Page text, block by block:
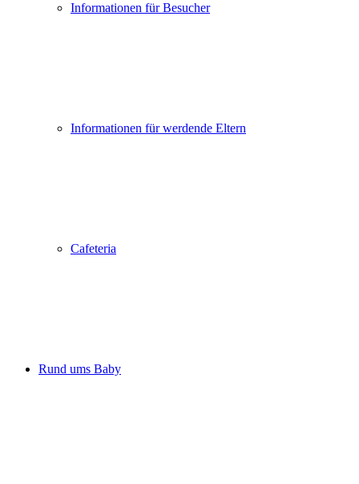
Informationen für Besucher
Informationen für werdende Eltern
Cafeteria
Rund ums Baby